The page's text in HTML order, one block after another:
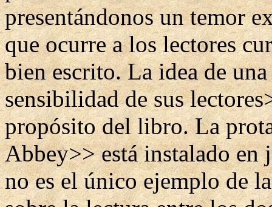
presentándonos un temor
que ocurre a los lectores
bien escrito. La idea de
sensibilidad de sus
propósito del libro. La
Abbey>> está instalado en
no es el único ejemplo de